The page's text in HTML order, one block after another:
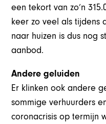
een tekort van zo’n
keer zo veel als tijdens
naar huizen is dus nog
aanbod.
Andere geluiden
Er klinken ook andere
sommige verhuurders
coronacrisis op termijn